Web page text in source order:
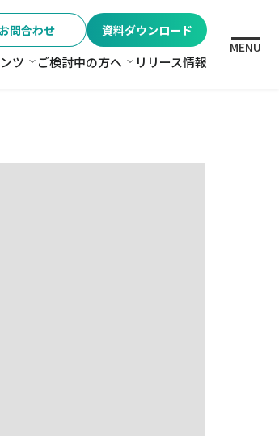
お問合わせ 資料ダウンロード
ツ コンテンツ
ご検討中の方へ ご検討中の方へ
リリース情報
MENU